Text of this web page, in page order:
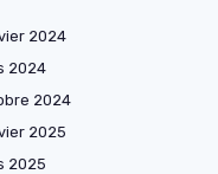
2024
2024
2024
2025
2025